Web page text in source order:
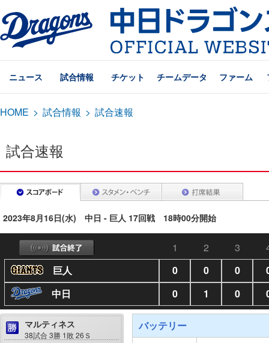
ニュース 試合情報 チケット チームデータ ファーム
HOME > 試合情報 > 試合速報
試合速報
2023年8月16日(水) 中日 - 巨人 17回戦 18時00分開始
1 2 3
巨人
0 0 0
中日
0 1 0
マルティネス
38試合 3勝 1敗 26Ｓ
バッテリー